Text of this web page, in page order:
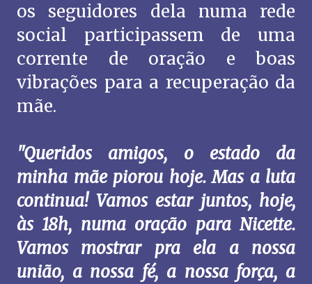
os seguidores dela numa rede
social participassem de uma
corrente de oração e boas
vibrações para a recuperação da
mãe.
"Queridos amigos, o estado da
minha mãe piorou hoje. Mas a luta
continua! Vamos estar juntos, hoje,
às 18h, numa oração para Nicette.
Vamos mostrar pra ela a nossa
união, a nossa fé, a nossa força, a